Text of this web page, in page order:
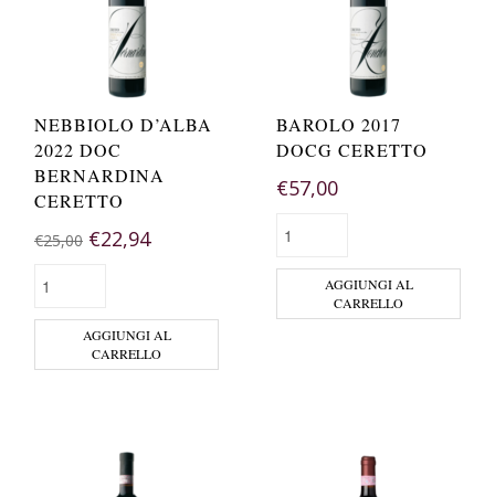
NEBBIOLO D’ALBA
2022 DOC
BERNARDINA
CERETTO
€25,00 €22,94
AGGIUNGI AL
CARRELLO
BAROLO 2017
DOCG CERETTO
€57,00
AGGIUNGI AL
CARRELLO